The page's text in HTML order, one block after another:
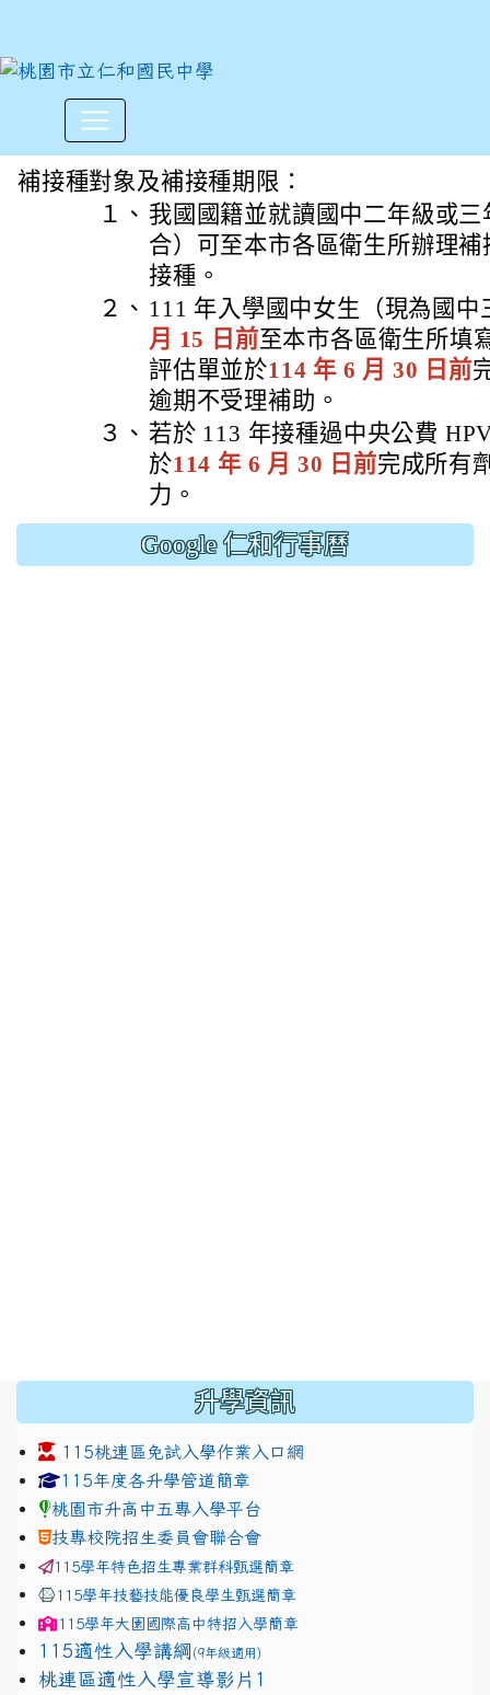
114年八九年級公費人類乳突
補接種對象及補接種期限：
１、 我國國籍並就讀國中二年級或
合）可至本市各區衛生所辦理
接種。
２、 111 年入學國中女生（現為國中
月 15 日前至本市各區衛生所填
評估單並於114 年 6 月 30 日前
逾期不受理補助。
３、 若於 113 年接種過中央公費
於114 年 6 月 30 日前完成所有
力。
Google 仁和行事曆
升學資訊
115桃連區免試入學作業入口網
link to https://www.jhjhs.tyc.edu.tw/modules/
115年度各升學管道簡章
桃園市升高中五專入學平台
技專校院招生委員會聯合會
115學年特色招生專業群科甄選簡章
115學年技藝技能優良學生甄選簡章
115學年大園國際高中特招入學簡章
115適性入學講綱 (9年級適用)
link to https://docs.google.com/presentation/d/
桃連區適性入學宣導影片1